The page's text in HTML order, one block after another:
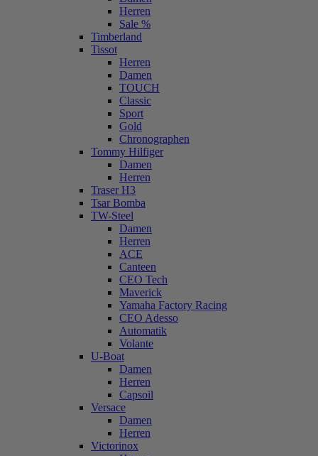
Herren
Sale %
Timberland
Tissot
Herren
Damen
TOUCH
Classic
Sport
Gold
Chronographen
Tommy Hilfiger
Damen
Herren
Traser H3
Tsar Bomba
TW-Steel
Damen
Herren
ACE
Canteen
CEO Tech
Maverick
Yamaha Factory Racing
CEO Adesso
Automatik
Volante
U-Boat
Damen
Herren
Capsoil
Versace
Damen
Herren
Victorinox